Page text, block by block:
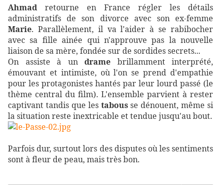
Ahmad
retourne en France régler les détails
administratifs de son divorce avec son ex-femme
Marie. Parallèlement, il va l'aider à se rabibocher
avec sa fille ainée qui n'approuve pas la nouvelle
liaison de sa mère, fondée sur de sordides secrets...
On assiste à un drame brillamment interprété,
émouvant et intimiste, où l'on se prend d'empathie
pour les protagonistes hantés par leur lourd passé (le
thème central du film). L'ensemble parvient à rester
captivant tandis que les tabous se dénouent, même si
la situation reste inextricable et tendue jusqu'au bout.
Parfois dur, surtout lors des disputes où les sentiments
sont à fleur de peau, mais très bon.